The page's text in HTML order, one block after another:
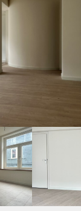
warmtepomp en
en elektra €
van huisdieren